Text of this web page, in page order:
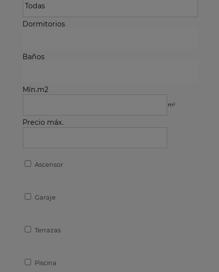
Dormitorios
Baños
Mín.m2
m²
Precio máx.
Ascensor
Garaje
Terrazas
Piscina